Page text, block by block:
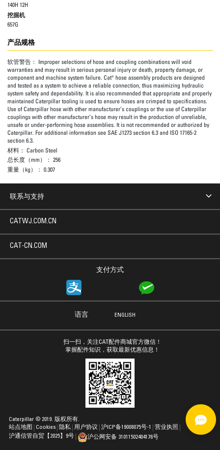
140H 12H
挖掘机
657G
产品规格
软管警告： Improper selections of hose and coupling combinations will void
warranties and may result in serious personal injury or death, property damage, or
component and machine system failure. Cat® hose assembly products are designed
and tested as a system to achieve a reliable connection, thus maximizing hydraulic
system safety and dependability. It is also recommended that appropriate and properly
maintained Caterpillar tooling is used to ensure hoses are crimped to specifications.
Use of Caterpillar hose with other manufacturer’s couplings or the use of Caterpillar
couplings with other manufacturer’s hose may result in the production of unreliable,
unsafe or under-performing hose assemblies. It is not recommended or authorized by
Caterpillar. For additional information see SAE J1273 section 6.3 and ISO 17165-2
section 6.3.
材料： Carbon Steel
总长度（mm）： 256
重量（kg）： 0.307
联系与支持
支付方式
CATWJ.COM.CN
CAT-CN.COM
语言 ENGLISH
扫一扫，关注CAT配件商城官方微信！
掌握配件知识，获取最新优惠信息！
站点地图 Cookies 隐私 用户协议
Caterpillar © 2019. 版权所有.
沪ICP备19008075号-1
营业执照
沪通信管自贸【2025】9号
沪公网安备 31011502404176号